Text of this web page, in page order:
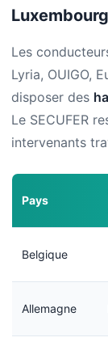
Les
Lyria, OUIGO,
disposer des
Le SECUFER
intervenants
Pays
Belgique
Allemagne